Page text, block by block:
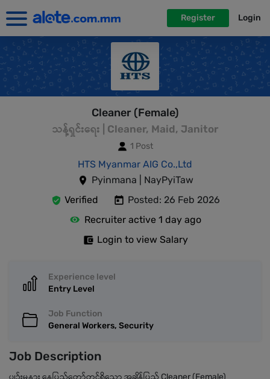
Register Login
Cleaner (Female)
သန့်ရှင်းရေး | Cleaner, Maid, Janitor
1 Post
HTS Myanmar AIG Co.,Ltd
Pyinmana | NayPyiTaw
Verified
Posted: 26 Feb 2026
Recruiter active 1 day ago
Login to view Salary
Experience level
Entry Level
Job Function
General Workers, Security
Job Description
ပျဉ်းမနား နေပြည်တော်တွင်ရှိသော အချိန်ပြည့် Cleaner (Female)